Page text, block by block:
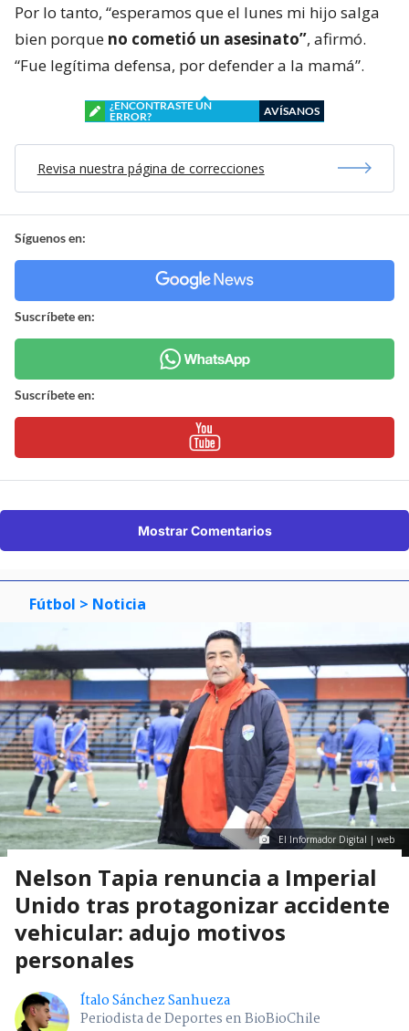
Por lo tanto, “esperamos que el lunes mi hijo salga
bien porque no cometió un asesinato”, afirmó.
“Fue legítima defensa, por defender a la mamá”.
¿ENCONTRASTE UN
ERROR?
AVÍSANOS
Revisa nuestra página de correcciones
Síguenos en:
Suscríbete en:
Suscríbete en:
Mostrar Comentarios
Fútbol > Noticia
El Informador Digital | web
Nelson Tapia renuncia a Imperial
Unido tras protagonizar accidente
vehicular: adujo motivos
personales
Ítalo Sánchez Sanhueza
Periodista de Deportes en BioBioChile